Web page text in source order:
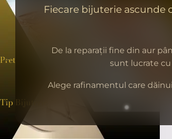
Fiecare bijuterie ascunde
De la reparații fine din aur
sunt lucrate cu
Alege rafinamentul care
31
Pret
Tip Bijuterie